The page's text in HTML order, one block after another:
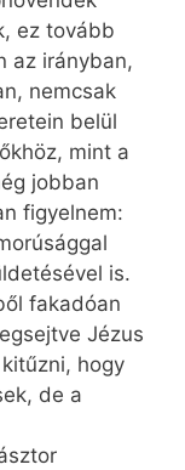
ez tovább
az irányban,
nemcsak
belül
mint a
jobban
figyelnem:
is.
fakadóan
Jézus
hogy
de a